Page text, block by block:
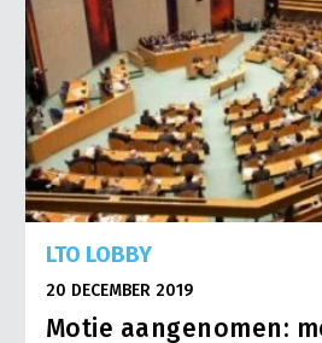
LTO LOBBY
20 DECEMBER 2019
Motie aangenomen: